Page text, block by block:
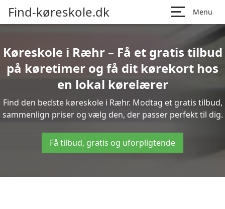
Find-køreskole.dk Menu
Køreskole i Ræhr – Få et gratis tilbud
på køretimer og få dit kørekort hos
en lokal kørelærer
Find den bedste køreskole i Ræhr. Modtag et gratis tilbud,
sammenlign priser og vælg den, der passer perfekt til dig.
Få tilbud, gratis og uforpligtende